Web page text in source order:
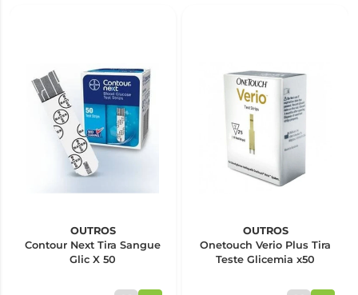
OUTROS
Contour Next Tira Sangue
Glic X 50
OUTROS
Onetouch Verio Plus Tira
Teste Glicemia x50